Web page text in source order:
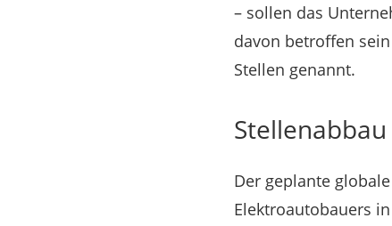
– sollen das
davon betroffen
Stellen genannt.
Der geplante
Elektroautobauers